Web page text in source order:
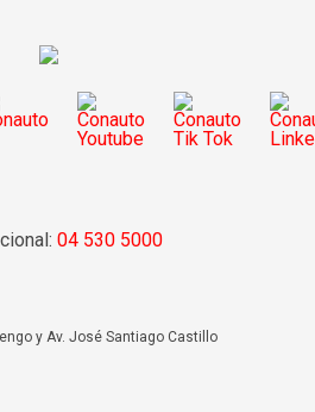
04 530 5000
y Av. José Santiago Castillo